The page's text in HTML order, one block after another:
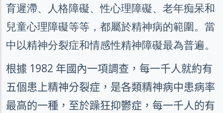
育遲滯、人格障礙、性心理障礙、老年痴呆和
兒童心理障礙等等，都屬於精神病的範圍。當
中以精神分裂症和情感性精神障礙最為普遍。
根據 1982 年國內一項調查，每一千人就約有
五個患上精神分裂症，是各類精神病中患病率
最高的一種，至於躁狂抑鬱症，每一千人的有